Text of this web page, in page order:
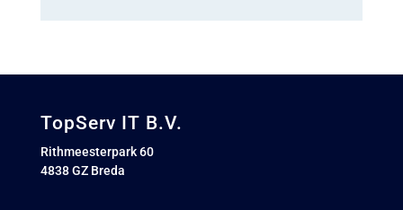
TopServ IT B.V.
Rithmeesterpark 60
4838 GZ Breda